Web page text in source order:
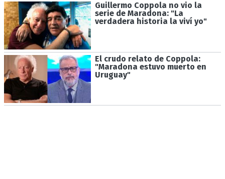
Guillermo Coppola no vio la
serie de Maradona: "La
verdadera historia la viví yo"
El crudo relato de Coppola:
"Maradona estuvo muerto en
Uruguay"